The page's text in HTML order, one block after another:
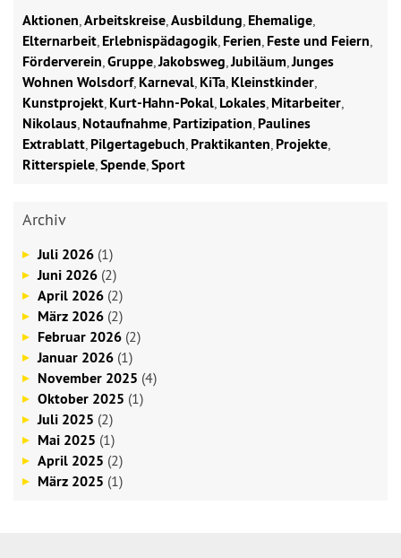
Aktionen,Arbeitskreise,Ausbildung, Ehemalige,
Elternarbeit, Erlebnispädagogik, Ferien, Feste und Feiern,
Förderverein,Gruppe,Jakobsweg,Jubiläum,Junges
Wohnen Wolsdorf, Karneval, KiTa, Kleinstkinder,
Kunstprojekt, Kurt-Hahn-Pokal, Lokales, Mitarbeiter,
Nikolaus, Notaufnahme, Partizipation, Paulines
Extrablatt, Pilgertagebuch, Praktikanten, Projekte,
Ritterspiele,Spende,Sport
Archiv
Juli 2026 (1)
Juni 2026 (2)
April 2026 (2)
März 2026 (2)
Februar 2026 (2)
Januar 2026 (1)
November 2025 (4)
Oktober 2025 (1)
Juli 2025 (2)
Mai 2025 (1)
April 2025 (2)
März 2025 (1)